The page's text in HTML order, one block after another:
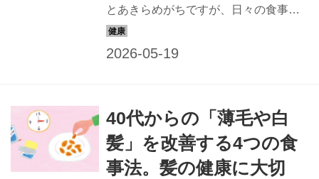
とあきらめがちですが、日々の食事で
改善できるかもしれません。消化器内
号掲載）
40代からの「薄毛や白
髪」を改善する4つの食
事法。髪の健康に大切